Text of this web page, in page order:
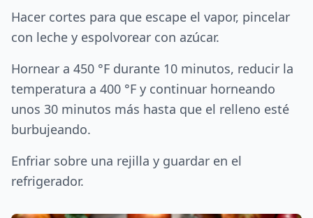
Hacer cortes para que escape el vapor, pincelar
con leche y espolvorear con azúcar.
Hornear a 450 °F durante 10 minutos, reducir la
temperatura a 400 °F y continuar horneando
unos 30 minutos más hasta que el relleno esté
burbujeando.
Enfriar sobre una rejilla y guardar en el
refrigerador.